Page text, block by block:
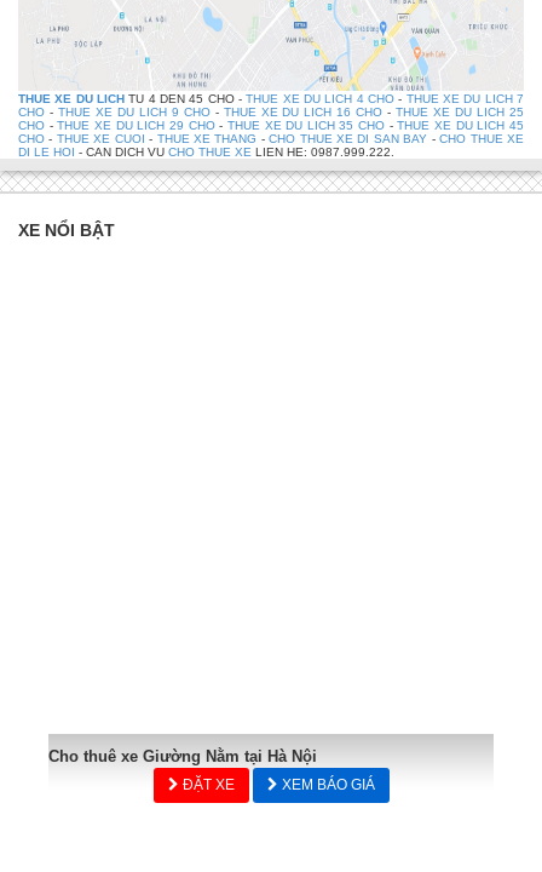
THUE XE DU LICH TU 4 DEN 45 CHO -THUE XE DU LICH 4 CHO - THUE XE DU LICH 7
CHO - THUE XE DU LICH 9 CHO- THUE XE DU LICH 16 CHO -THUE XE DU LICH 25
CHO -THUE XE DU LICH 29 CHO- THUE XE DU LICH 35 CHO -THUE XE DU LICH 45
CHO - THUE XE CUOI - THUE XE THANG -CHO THUE XE DI SAN BAY -CHO THUE XE
DI LE HOI - CAN DICH VU CHO THUE XE LIEN HE: 0987.999.222.
XE NỔI BẬT
Cho thuê xe Giường Nằm tại Hà Nội
ĐẶT XE XEM BÁO GIÁ